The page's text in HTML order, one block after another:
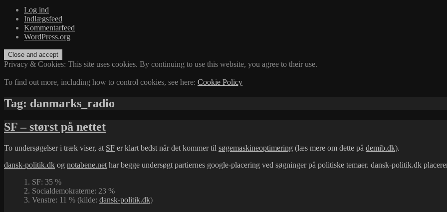
Log ind
Indlægsfeed
Kommentarfeed
WordPress.org
Privacy & Cookies: This site uses cookies. By continuing to use this website, you agree to their use.
To find out more, including how to control cookies, see here: Cookie Policy
Tag: danmarks_radio
SF – størst på nettet
To undersøgelser i træk viser, at SF er klart bedst når det kommer til søgemaskineoptimering (læs mere om dette på demib.dk).
dansk-politik.dk og notabene.net har begge undersøgt partiernes google-placering ved søgninger på politiske temaer. dansk-politik.dk
1. SF: 35 %
2. Socialdemokraterne: 23 %
3. Venstre: 11 % (kilde: dansk-politik.dk)